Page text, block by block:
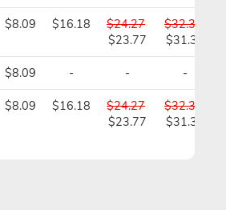
$8.09 $16.18
$24.27
$23.77
$32.36
$31.36
$8.09 - - -
$8.09 $16.18
$24.27
$23.77
$32.36
$31.36